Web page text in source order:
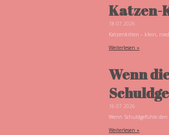
Katzen-
18.07.2026
Katzenkitten – klein,
Weiterlesen »
Wenn
16.07.2026
Wenn Schuldgefühle den
Weiterlesen »